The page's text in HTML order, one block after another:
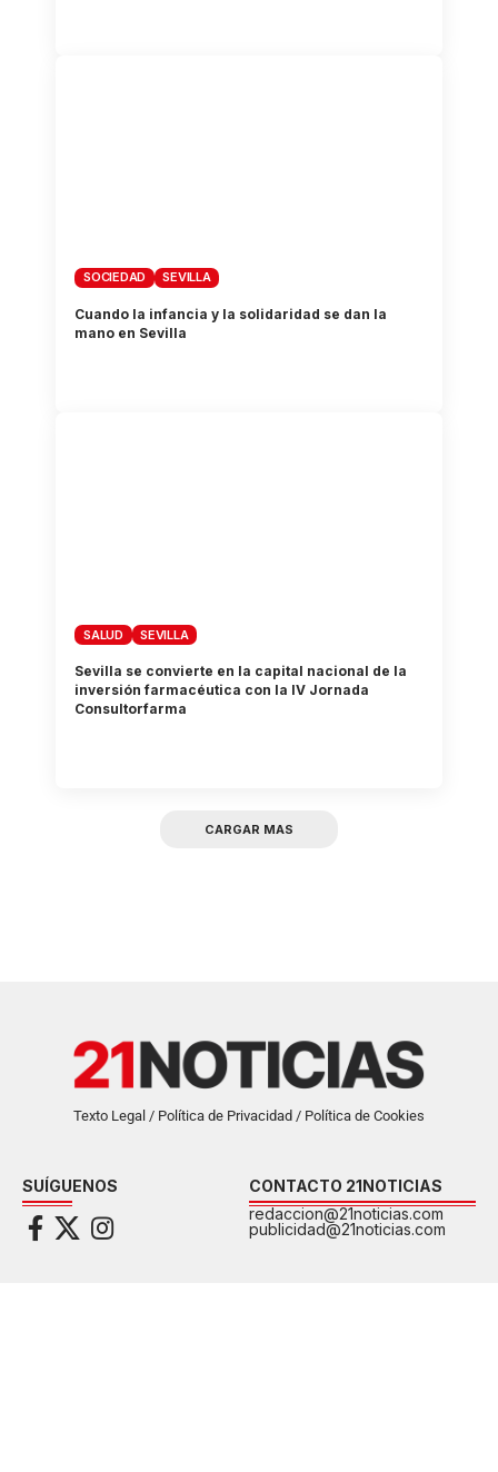
SOCIEDAD SEVILLA
Cuando la infancia y la solidaridad se dan la
mano en Sevilla
SALUD SEVILLA
Sevilla se convierte en la capital nacional de la
inversión farmacéutica con la IV Jornada
Consultorfarma
CARGAR MAS
Texto Legal / Política de Privacidad / Política de Cookies
SUÍGUENOS
CONTACTO 21NOTICIAS
redaccion@21noticias.com
publicidad@21noticias.com